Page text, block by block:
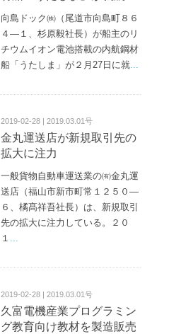
向島ドック㈱（尾道市向島町８６
４—１、杉原毅社長）が船主のリ
チウムイオン電池搭載の内航鋼材
船「うたしま」が２月27日に就
2019-02-28 | 2019.03.01号
金丸運送店が新規取引先の
拡大に注力
一般貨物自動車運送業の㈲金丸運
送店（福山市新市町常１２５０—
６、橘髙祥吾社長）は、新規取引
先の拡大に注力している。２０
１
2019-02-28 | 2019.03.01号
久富電機産業プログラミン
グ教育向け教材を製造販売